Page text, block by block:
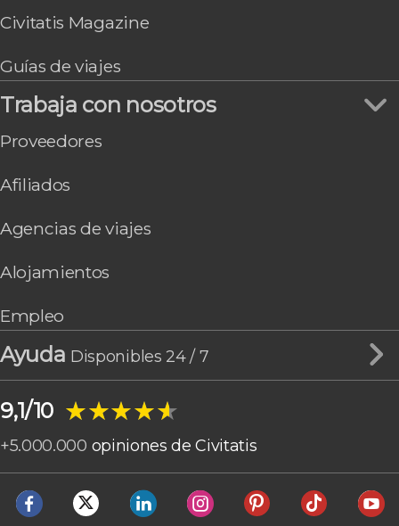
Civitatis Magazine
Guías de viajes
Trabaja con nosotros
Proveedores
Afiliados
Agencias de viajes
Alojamientos
Empleo
Ayuda Disponibles 24 / 7
9,1/10 ★★★★★
★★★★★
+5.000.000 opiniones de Civitatis